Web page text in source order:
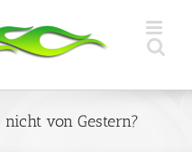
nicht von Gestern?